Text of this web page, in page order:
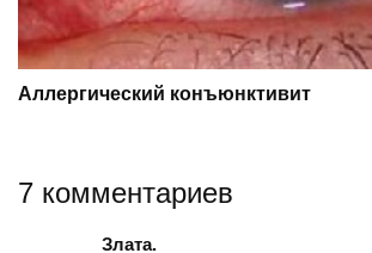
Аллергический конъюнктивит
7 комментариев
Злата.